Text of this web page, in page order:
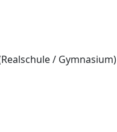
/ Gymnasium)